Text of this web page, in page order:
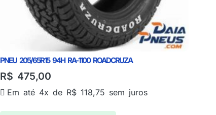
PNEU 205/65R15 94H RA-1100 ROADCRUZA
R$ 475,00
Em até 4x de R$118,75 sem juros